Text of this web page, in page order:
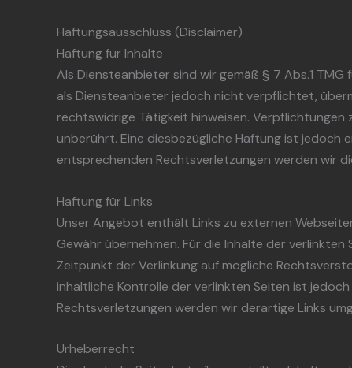
Haftungsausschluss (Disclaimer)
Haftung für Inhalte
Als Diensteanbieter sind wir gemäß § 7 Abs.1
als Diensteanbieter jedoch nicht verpflichtet,
rechtswidrige Tätigkeit hinweisen.
unberührt. Eine diesbezügliche Haftung ist jedoch
entsprechenden Rechtsverletzungen werden wir
Haftung für Links
Unser Angebot enthält Links zu externen
Gewähr übernehmen. Für die Inhalte der
Zeitpunkt der Verlinkung auf mögliche
inhaltliche Kontrolle der verlinkten Seiten ist
Rechtsverletzungen werden wir derartige Links
Urheberrecht